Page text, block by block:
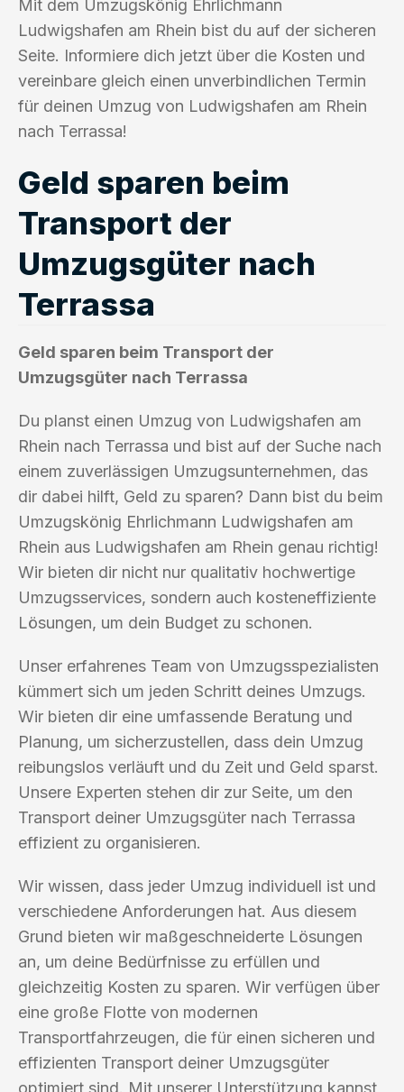
Mit dem Umzugskönig Ehrlichmann
Ludwigshafen am Rhein bist du auf der sicheren
Seite. Informiere dich jetzt über die Kosten und
vereinbare gleich einen unverbindlichen Termin
für deinen Umzug von Ludwigshafen am Rhein
nach Terrassa!
Geld sparen beim
Transport der
Umzugsgüter nach
Terrassa
Geld sparen beim Transport der
Umzugsgüter nach Terrassa
Du planst einen Umzug von Ludwigshafen am
Rhein nach Terrassa und bist auf der Suche nach
einem zuverlässigen Umzugsunternehmen, das
dir dabei hilft, Geld zu sparen? Dann bist du beim
Umzugskönig Ehrlichmann Ludwigshafen am
Rhein aus Ludwigshafen am Rhein genau richtig!
Wir bieten dir nicht nur qualitativ hochwertige
Umzugsservices, sondern auch kosteneffiziente
Lösungen, um dein Budget zu schonen.
Unser erfahrenes Team von Umzugsspezialisten
kümmert sich um jeden Schritt deines Umzugs.
Wir bieten dir eine umfassende Beratung und
Planung, um sicherzustellen, dass dein Umzug
reibungslos verläuft und du Zeit und Geld sparst.
Unsere Experten stehen dir zur Seite, um den
Transport deiner Umzugsgüter nach Terrassa
effizient zu organisieren.
Wir wissen, dass jeder Umzug individuell ist und
verschiedene Anforderungen hat. Aus diesem
Grund bieten wir maßgeschneiderte Lösungen
an, um deine Bedürfnisse zu erfüllen und
gleichzeitig Kosten zu sparen. Wir verfügen über
eine große Flotte von modernen
Transportfahrzeugen, die für einen sicheren und
effizienten Transport deiner Umzugsgüter
optimiert sind. Mit unserer Unterstützung kannst